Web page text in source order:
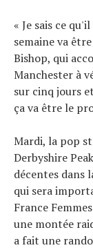
« Je sais ce
semaine va
Bishop, qui
Manchester à
sur cinq jours
ça va être le
Mardi, la pop
Derbyshire
décentes dans
qui sera
France
une montée
a fait une